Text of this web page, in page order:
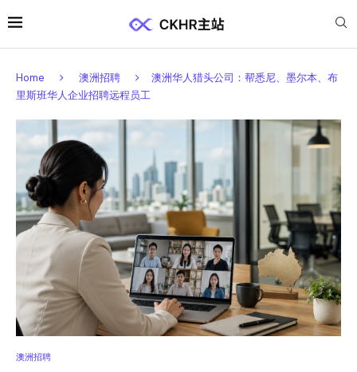
Home 澳洲招聘
澳洲华人猎头公司：帮悉尼、墨尔本、布
里斯班华人企业招聘远程员工
澳洲招聘